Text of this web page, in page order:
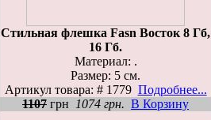
Стильная флешка Fasn Восток 8 Гб,
16 Гб.
Материал: .
Размер: 5 см.
Артикул товара: # 1779 Подробнее...
1107 грн 1074 грн. В Корзину